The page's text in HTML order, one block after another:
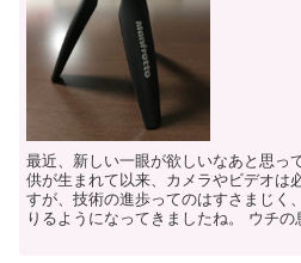
最近、新しい一眼が欲しいなあと思っ
供が生まれて以来、カメラやビデオは
すが、技術の進歩ってのはすさまじく
りるようになってきましたね。 ウチの